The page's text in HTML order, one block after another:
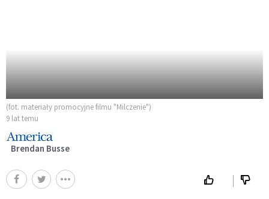
(fot. materiały promocyjne filmu "Milczenie")
9 lat temu
Brendan Busse